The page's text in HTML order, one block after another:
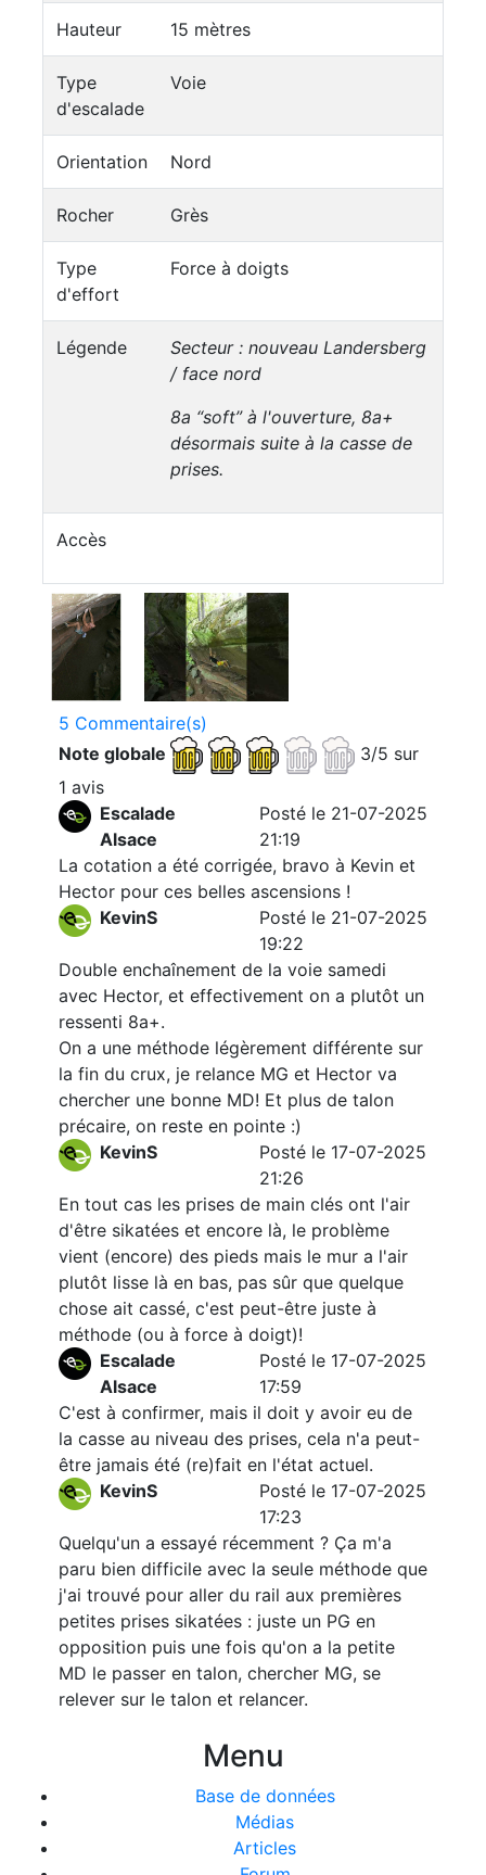
Hauteur 15 mètres
Type
d'escalade
Voie
Orientation Nord
Rocher Grès
Type
d'effort
Force à doigts
Légende
Secteur : nouveau Landersberg
/ face nord
8a “soft” à l'ouverture, 8a+
désormais suite à la casse de
prises.
Accès
5 Commentaire(s)
Note globale
3/5 sur
1 avis
Escalade
Alsace
Posté le 21-07-2025
21:19
La cotation a été corrigée, bravo à Kevin et
Hector pour ces belles ascensions !
KevinS
Posté le 21-07-2025
19:22
Double enchaînement de la voie samedi
avec Hector, et effectivement on a plutôt un
ressenti 8a+.
On a une méthode légèrement différente sur
la fin du crux, je relance MG et Hector va
chercher une bonne MD! Et plus de talon
précaire, on reste en pointe :)
KevinS
Posté le 17-07-2025
21:26
En tout cas les prises de main clés ont l'air
d'être sikatées et encore là, le problème
vient (encore) des pieds mais le mur a l'air
plutôt lisse là en bas, pas sûr que quelque
chose ait cassé, c'est peut-être juste à
méthode (ou à force à doigt)!
Escalade
Alsace
Posté le 17-07-2025
17:59
C'est à confirmer, mais il doit y avoir eu de
la casse au niveau des prises, cela n'a peut-
être jamais été (re)fait en l'état actuel.
KevinS
Posté le 17-07-2025
17:23
Quelqu'un a essayé récemment ? Ça m'a
paru bien difficile avec la seule méthode que
j'ai trouvé pour aller du rail aux premières
petites prises sikatées : juste un PG en
opposition puis une fois qu'on a la petite
MD le passer en talon, chercher MG, se
relever sur le talon et relancer.
Menu
Base de données
Médias
Articles